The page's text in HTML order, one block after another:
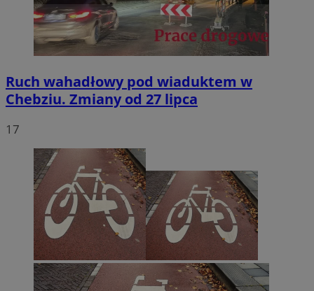
Ruch wahadłowy pod wiaduktem w
Chebziu. Zmiany od 27 lipca
17